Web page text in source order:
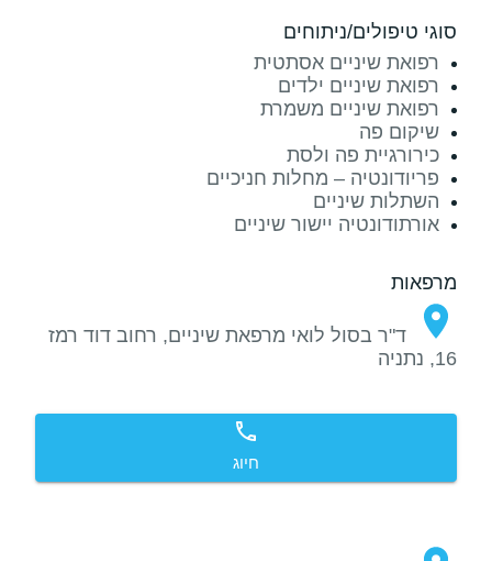
סוגי טיפולים/ניתוחים
רפואת שיניים אסתטית
רפואת שיניים ילדים
רפואת שיניים משמרת
שיקום פה
כירורגיית פה ולסת
פריודונטיה – מחלות חניכיים
השתלות שיניים
אורתודונטיה יישור שיניים
מרפאות
ד"ר בסול לואי מרפאת שיניים, רחוב דוד רמז
16, נתניה
חיוג